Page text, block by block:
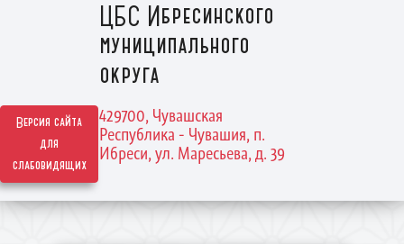
Версия сайта
для
слабовидящих
ЦБС Ибресинского
муниципального
округа
429700, Чувашская
Республика - Чувашия, п.
Ибреси, ул. Маресьева, д. 39